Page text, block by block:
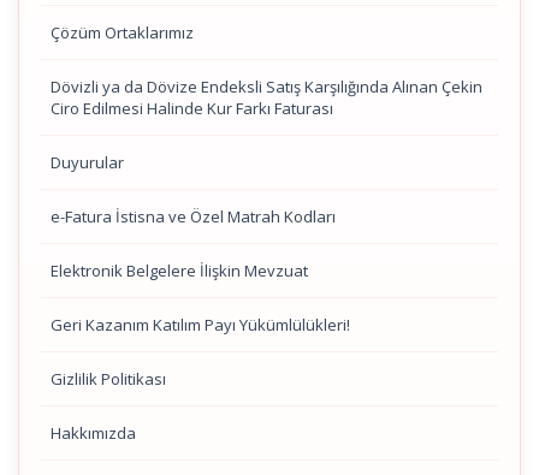
Çözüm Ortaklarımız
Dövizli ya da Dövize Endeksli Satış Karşılığında Alınan Çekin
Ciro Edilmesi Halinde Kur Farkı Faturası
Duyurular
e-Fatura İstisna ve Özel Matrah Kodları
Elektronik Belgelere İlişkin Mevzuat
Geri Kazanım Katılım Payı Yükümlülükleri!
Gizlilik Politikası
Hakkımızda